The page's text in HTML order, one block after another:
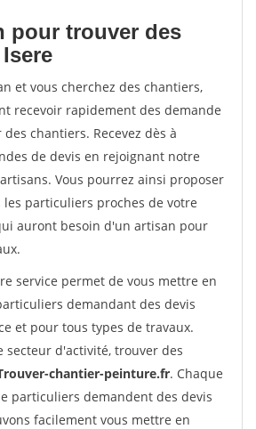
pour trouver des
et vous cherchez des chantiers,
recevoir rapidement des demande
chantiers. Recevez dès à
de devis en rejoignant notre
Vous pourrez ainsi proposer
les particuliers proches de votre
auront besoin d'un artisan pour
service permet de vous mettre en
demandant des devis
et pour tous types de travaux.
secteur d'activité, trouver des
chantier-peinture.fr. Chaque
particuliers demandent des devis
facilement vous mettre en